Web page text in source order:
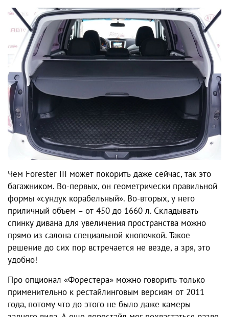
Чем Forester III может покорить даже сейчас, так это
багажником. Во-первых, он геометрически правильной
формы «сундук корабельный». Во-вторых, у него
приличный объем – от 450 до 1660 л. Складывать
спинку дивана для увеличения пространства можно
прямо из салона специальной кнопочкой. Такое
решение до сих пор встречается не везде, а зря, это
удобно!
Про опционал «Форестера» можно говорить только
применительно к рестайлинговым версиям от 2011
года, потому что до этого не было даже камеры